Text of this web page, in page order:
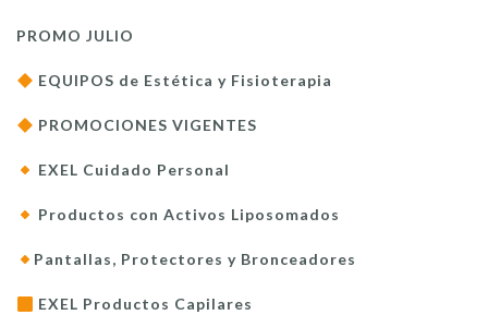
PROMO JULIO
EQUIPOS de Estética y Fisioterapia
PROMOCIONES VIGENTES
EXEL Cuidado Personal
Productos con Activos Liposomados
Pantallas, Protectores y Bronceadores
EXEL Productos Capilares